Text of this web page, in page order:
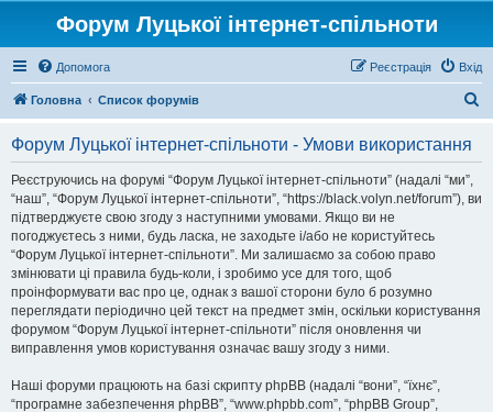
Форум Луцької інтернет-спільноти
Допомога Вхід
Реєстрація
Головна Список форумів
Форум Луцької інтернет-спільноти - Умови використання
Реєструючись на форумі “Форум Луцької інтернет-спільноти” (надалі “ми”,
“наш”, “Форум Луцької інтернет-спільноти”, “https://black.volyn.net/forum”), ви
підтверджуєте свою згоду з наступними умовами. Якщо ви не
погоджуєтесь з ними, будь ласка, не заходьте і/або не користуйтесь
“Форум Луцької інтернет-спільноти”. Ми залишаємо за собою право
змінювати ці правила будь-коли, і зробимо усе для того, щоб
проінформувати вас про це, однак з вашої сторони було б розумно
переглядати періодично цей текст на предмет змін, оскільки користування
форумом “Форум Луцької інтернет-спільноти” після оновлення чи
виправлення умов користування означає вашу згоду з ними.
Наші форуми працюють на базі скрипту phpBB (надалі “вони”, “їхнє”,
“програмне забезпечення phpBB”, “www.phpbb.com”, “phpBB Group”,